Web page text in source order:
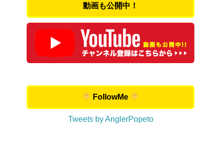
動画も公開中！
FollowMe
Tweets by AnglerPopeto